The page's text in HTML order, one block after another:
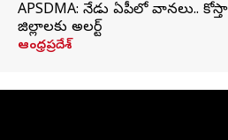
APSDMA: నేడు ఏపీలో వానలు..
జిల్లాలకు అలర్ట్
ఆంధ్రప్రదేశ్